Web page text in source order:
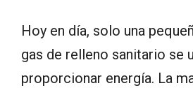
Hoy en día, solo una
gas de relleno sanitario se
proporcionar energía. La